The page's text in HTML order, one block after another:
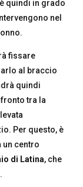
quindi in grado
nel
fissare
al braccio
quindi
tra la
Per questo, è
un centro
di Latina, che